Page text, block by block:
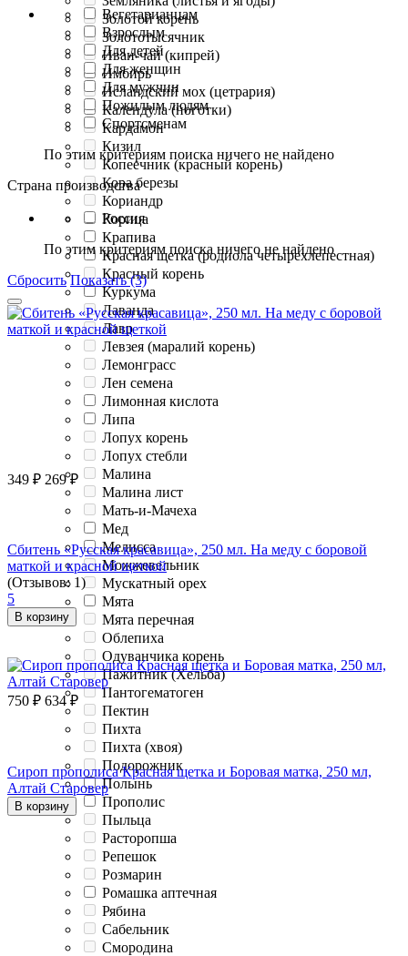
Золотой корень
Золототысячник
Иван-чай (кипрей)
Имбирь
Исландский мох (цетрария)
Календула (ноготки)
Кардамон
Кизил
Копеечник (красный корень)
Кора березы
Кориандр
Корица
Крапива
Красная щетка (родиола четырехлепестная)
Красный корень
Куркума
Лаванда
Лавр
Левзея (маралий корень)
Лемонграсс
Лен семена
Лимонная кислота
Липа
Лопух корень
Лопух стебли
Малина
Малина лист
Мать-и-Мачеха
Мед
Мелисса
Можжевельник
Мускатный орех
Мята
Мята перечная
Облепиха
Одуванчика корень
Пажитник (Хельба)
Пантогематоген
Пектин
Пихта
Пихта (хвоя)
Подорожник
Полынь
Прополис
Пыльца
Расторопша
Репешок
Розмарин
Ромашка аптечная
Рябина
Сабельник
Смородина
Вегетарианцам
Взрослым
Для детей
Для женщин
Для мужчин
Пожилым людям
Спортсменам
По этим критериям поиска ничего не найдено
Страна производства
Россия
По этим критериям поиска ничего не найдено
Сбросить Показать (3)
349 ₽ 269 ₽
Сбитень «Русская красавица», 250 мл. На меду с боровой
маткой и красной щеткой
(Отзывов: 1)
5
В корзину
750 ₽ 634 ₽
Сироп прополиса Красная щетка и Боровая матка, 250 мл,
Алтай Старовер
В корзину